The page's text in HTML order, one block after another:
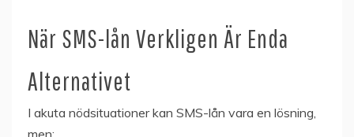
När SMS-lån Verkligen Är Enda
Alternativet
I akuta nödsituationer kan SMS-lån vara en lösning,